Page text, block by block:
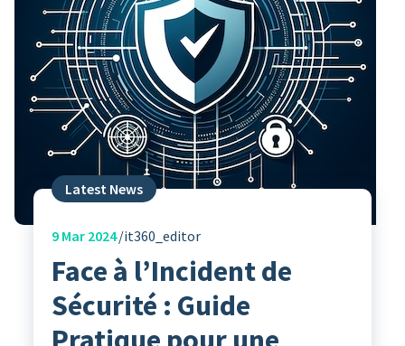
Latest News
9Mar 2024 it360_editor
Face à l’Incident de
Sécurité : Guide